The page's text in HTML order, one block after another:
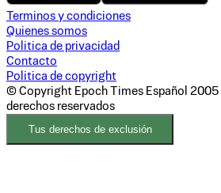
Terminos y condiciones
Quienes somos
Politica de privacidad
Contacto
Politica de copyright
© Copyright Epoch Times Español
derechos reservados
Tus derechos de exclusión